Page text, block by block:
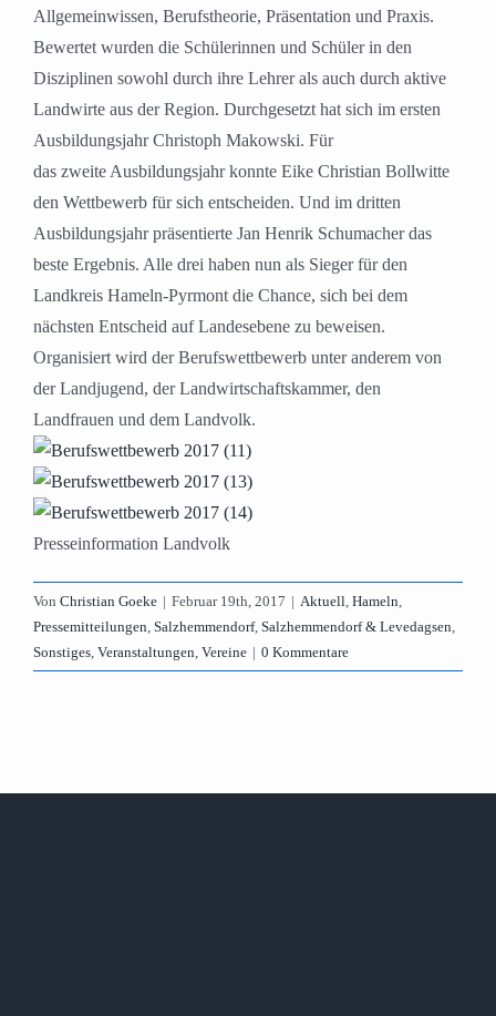
Allgemeinwissen, Berufstheorie, Präsentation und Praxis.
Bewertet wurden die Schülerinnen und Schüler in den
Disziplinen sowohl durch ihre Lehrer als auch durch aktive
Landwirte aus der Region. Durchgesetzt hat sich im ersten
Ausbildungsjahr Christoph Makowski. Für
das zweite Ausbildungsjahr konnte Eike Christian Bollwitte
den Wettbewerb für sich entscheiden. Und im dritten
Ausbildungsjahr präsentierte Jan Henrik Schumacher das
beste Ergebnis. Alle drei haben nun als Sieger für den
Landkreis Hameln-Pyrmont die Chance, sich bei dem
nächsten Entscheid auf Landesebene zu beweisen.
Organisiert wird der Berufswettbewerb unter anderem von
der Landjugend, der Landwirtschaftskammer, den
Landfrauen und dem Landvolk.
Presseinformation Landvolk
Von Christian Goeke | Februar 19th, 2017 | Aktuell, Hameln,
Pressemitteilungen, Salzhemmendorf, Salzhemmendorf & Levedagsen,
Sonstiges, Veranstaltungen, Vereine | 0 Kommentare